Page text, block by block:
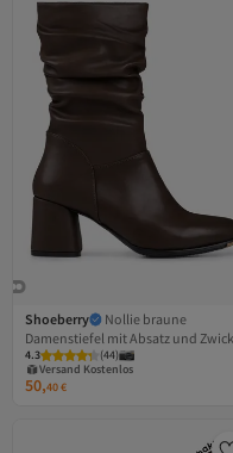
Shoeberry
Nollie braune
Damenstiefel mit Absatz und
4.3 (44)
Versand Kostenlos
Gratis Versand
Versand Kostenlos
50,40€